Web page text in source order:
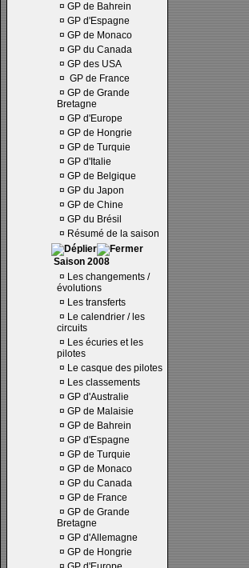
¤ GP de Bahrein
¤ GP d'Espagne
¤ GP de Monaco
¤ GP du Canada
¤ GP des USA
¤ GP de France
¤ GP de Grande
Bretagne
¤ GP d'Europe
¤ GP de Hongrie
¤ GP de Turquie
¤ GP d'Italie
¤ GP de Belgique
¤ GP du Japon
¤ GP de Chine
¤ GP du Brésil
¤ Résumé de la saison
Saison 2008
¤ Les changements /
évolutions
¤ Les transferts
¤ Le calendrier / les
circuits
¤ Les écuries et les
pilotes
¤ Le casque des pilotes
¤ Les classements
¤ GP d'Australie
¤ GP de Malaisie
¤ GP de Bahrein
¤ GP d'Espagne
¤ GP de Turquie
¤ GP de Monaco
¤ GP du Canada
¤ GP de France
¤ GP de Grande
Bretagne
¤ GP d'Allemagne
¤ GP de Hongrie